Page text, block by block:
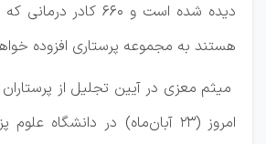
دیده شده است و ۶۶۰ کادر
هستند به مجموعه پرستاری افزوده
میثم معزی در آیین تجلیل از
امروز (۲۳ آبان‌ماه) در دانشگاه